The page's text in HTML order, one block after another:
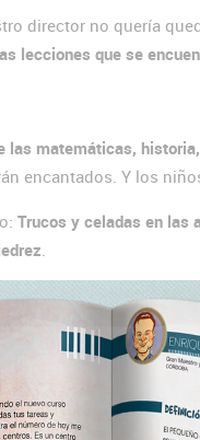
director no quería
lecciones que se
las matemáticas,
encantados. Y los
Trucos y celadas en las
.